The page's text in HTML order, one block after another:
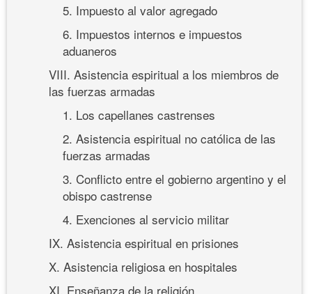
5. Impuesto al valor agregado
6. Impuestos internos e impuestos
aduaneros
VIII. Asistencia espiritual a los miembros de
las fuerzas armadas
1. Los capellanes castrenses
2. Asistencia espiritual no católica de las
fuerzas armadas
3. Conflicto entre el gobierno argentino y el
obispo castrense
4. Exenciones al servicio militar
IX. Asistencia espiritual en prisiones
X. Asistencia religiosa en hospitales
XI. Enseñanza de la religión